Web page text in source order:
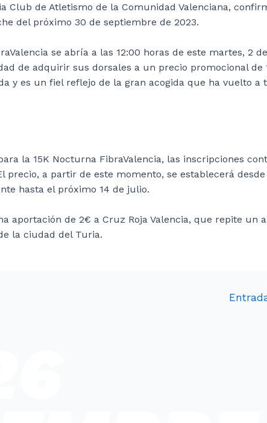
Club de Atletismo de la Comunidad Valenciana,
del próximo 30 de septiembre de 2023.
se abría a las 12:00 horas de este martes, 2
de adquirir sus dorsales a un precio promocional de
y es un fiel reflejo de la gran acogida que ha vuelto a
la 15K Nocturna FibraValencia, las inscripciones
a partir de este momento, se establecerá
hasta el próximo 14 de julio.
aportación de 2€ a Cruz Roja Valencia, que repite un
la ciudad del Turia.